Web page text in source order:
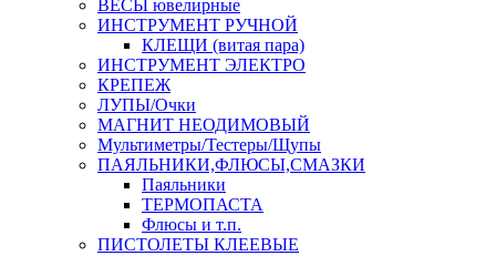
ВЕСЫ ювелирные
ИНСТРУМЕНТ РУЧНОЙ
КЛЕЩИ (витая пара)
ИНСТРУМЕНТ ЭЛЕКТРО
КРЕПЕЖ
ЛУПЫ/Очки
МАГНИТ НЕОДИМОВЫЙ
Мультиметры/Тестеры/Щупы
ПАЯЛЬНИКИ,ФЛЮСЫ,СМАЗКИ
Паяльники
ТЕРМОПАСТА
Флюсы и т.п.
ПИСТОЛЕТЫ КЛЕЕВЫЕ